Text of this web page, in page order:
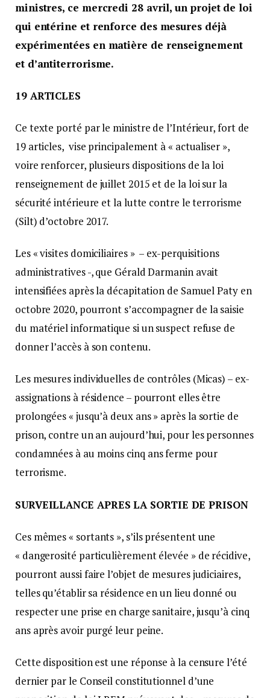
ministres, ce mercredi 28 avril, un projet de loi
qui entérine et renforce des mesures déjà
expérimentées en matière de renseignement
et d’antiterrorisme.
19 ARTICLES
Ce texte porté par le ministre de l’Intérieur, fort de
19 articles, vise principalement à « actualiser »,
voire renforcer, plusieurs dispositions de la loi
renseignement de juillet 2015 et de la loi sur la
sécurité intérieure et la lutte contre le terrorisme
(Silt) d’octobre 2017.
Les « visites domiciliaires » – ex-perquisitions
administratives -, que Gérald Darmanin avait
intensifiées après la décapitation de Samuel Paty en
octobre 2020, pourront s’accompagner de la saisie
du matériel informatique si un suspect refuse de
donner l’accès à son contenu.
Les mesures individuelles de contrôles (Micas) – ex-
assignations à résidence – pourront elles être
prolongées « jusqu’à deux ans » après la sortie de
prison, contre un an aujourd’hui, pour les personnes
condamnées à au moins cinq ans ferme pour
terrorisme.
SURVEILLANCE APRES LA SORTIE DE PRISON
Ces mêmes « sortants », s’ils présentent une
« dangerosité particulièrement élevée » de récidive,
pourront aussi faire l’objet de mesures judiciaires,
telles qu’établir sa résidence en un lieu donné ou
respecter une prise en charge sanitaire, jusqu’à cinq
ans après avoir purgé leur peine.
Cette disposition est une réponse à la censure l’été
dernier par le Conseil constitutionnel d’une